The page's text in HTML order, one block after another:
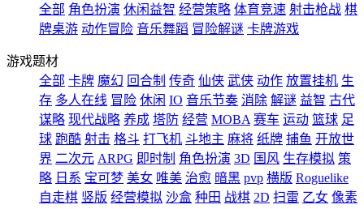
全部 角色扮演 休闲益智 经营策略 体育竞速 射击枪战 棋
牌桌游 动作冒险 音乐舞蹈 冒险解谜 卡牌游戏
游戏题材
全部 卡牌 魔幻 回合制 传奇 仙侠 武侠 动作 放置挂机 生
存 多人在线 冒险 休闲 IO 音乐节奏 消除 解谜 益智 古代
谋略 现代战略 养成 塔防 经营 MOBA 赛车 运动 篮球 足
球 跑酷 射击 格斗 打飞机 斗地主 麻将 纸牌 捕鱼 开放世
界 二次元 ARPG 即时制 角色扮演 3D 国风 生存模拟 策
略 日系 宝可梦 美女 唯美 治愈 暗黑 pvp 横版 Roguelike
自走棋 竖版 经营模拟 沙盒 种田 战棋 2D 扫雷 乙女 像素